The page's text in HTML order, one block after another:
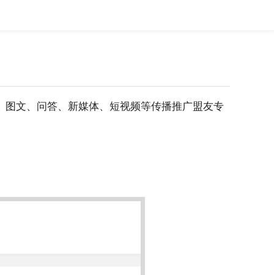
文、问答、新媒体、短视频等传播推广盟友专